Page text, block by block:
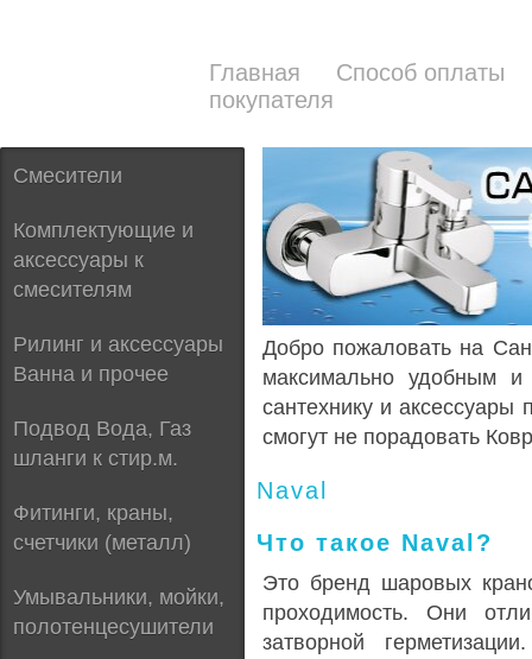
Главная
Способ оплаты
покупателя
Смесители
Комплектующие и
аксессуары к
смесителям
Рилинг и аксессуары
Ванна и прочее
Подвод Вода, Газ
шланги к стир.м.
Фитинги, краны,
счетчики (металл)
Умывальники, мойки,
полотенцесушители
Добро пожаловать на
максимально удобным
сантехнику и
смогут не порадовать
Naval
Что такое Naval?
Это бренд шаровых
проходимость. Они
затворной